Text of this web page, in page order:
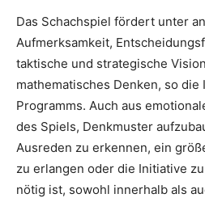
Das Schachspiel fördert unter
Aufmerksamkeit,
taktische und strategische
mathematisches Denken, so die
Programms. Auch aus
des Spiels, Denkmuster
Ausreden zu erkennen, ein
zu erlangen oder die Initiative
nötig ist, sowohl innerhalb als